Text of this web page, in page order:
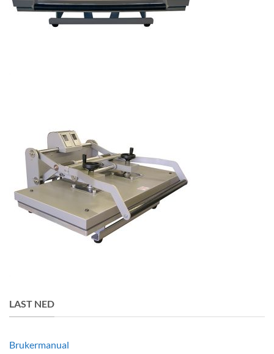
LAST NED
Brukermanual